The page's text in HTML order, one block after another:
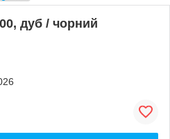
дуб / чорний